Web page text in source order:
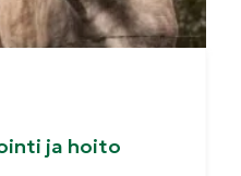
ja hoito